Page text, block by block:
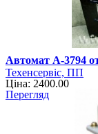
Автомат А-3794
Техенсервіс, ПП
Ціна: 2400.00
Перегляд